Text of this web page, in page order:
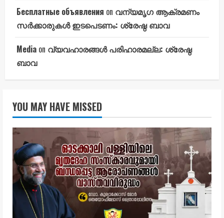
Бесплатные объявления on വന്യമൃഗ ആക്രമണം
സർക്കാരുകൾ ഇടപെടണം: ശ്രേഷ്ഠ ബാവ
Media on വ്യവഹാരങ്ങൾ പരിഹാരമല്ല: ശ്രേഷ്ഠ
ബാവ
YOU MAY HAVE MISSED